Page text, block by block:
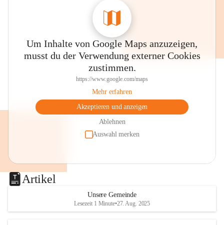
Sehr geehrte Damen und Herren!
Die OMV wird im Zuge von
Wartungsarbeiten
am Montag, 10. August 2026 auf der
Flammenerscheinungen kommen.
Mitarbeiter der OMV sind vor Ort und
haben alle Sicherheitsvorkehrungen
Um Inhalte von Google Maps anzuzeigen,
musst du der Verwendung externer Cookies
zustimmen.
https://www.google.com/maps
Mehr erfahren
Akzeptieren und anzeigen
Ablehnen
Auswahl merken
Artikel
Unsere Gemeinde
Lesezeit 1 Minute•27. Aug. 2025